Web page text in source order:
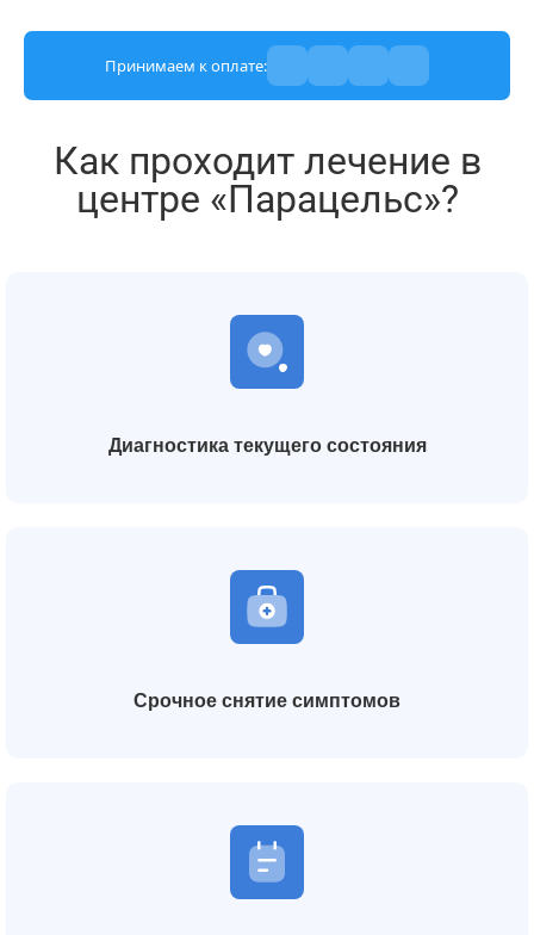
Принимаем к оплате:
Как проходит лечение в
центре «Парацельс»?
Диагностика текущего состояния
Срочное снятие симптомов